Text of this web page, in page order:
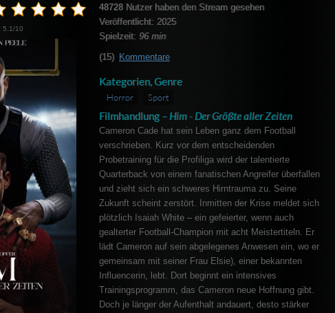
5.1/10
48728Nutzer haben den Stream gesehen
Veröffentlicht: 2025
Spielzeit: 96 min
(15) Kommentare
Kategorien, Genre
Horror Sport
Filmhandlung – Him - Der Größte aller Zeiten
Cameron Cade hat sein Leben ganz dem Football
verschrieben. Kurz vor dem entscheidenden
Probetraining für die Profiliga wird der talentierte
Quarterback von einem fanatischen Angreifer überfallen
und zieht sich ein schweres Hirntrauma zu. Seine
Zukunft scheint zerstört. Inmitten der Krise meldet sich
plötzlich Isaiah White – ein gefeierter, wenn auch
gealterter Football-Champion mit acht Meistertiteln. Er
lädt Cameron auf sein abgelegenes Anwesen ein, wo er
gemeinsam mit seiner Frau Elsie), einer bekannten
Influencerin, lebt. Dort beginnt ein intensives
Trainingsprogramm, das Cameron neue Hoffnung gibt.
Doch je länger der Aufenthalt andauert, desto stärker